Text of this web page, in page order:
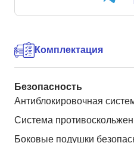
Комплектация
Безопасность
Антиблокировочная
Система
Боковые подушки